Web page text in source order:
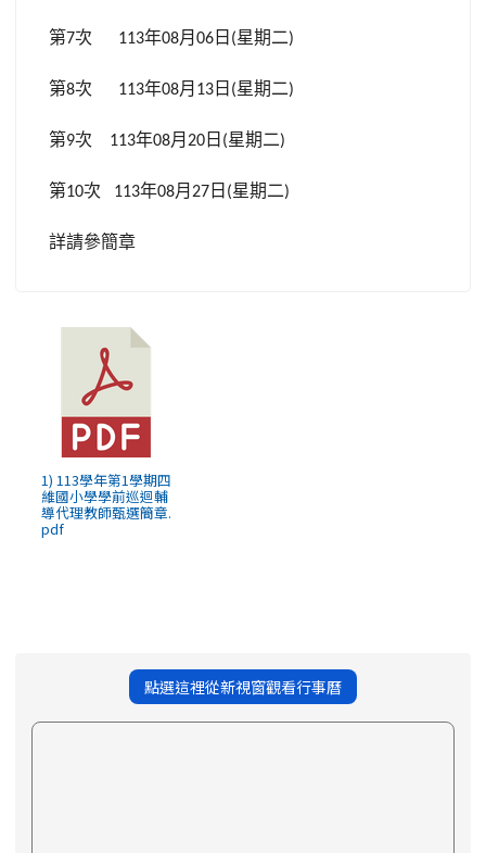
第7次 113年08月 06 日 (星期二)
第8次 113年08月 13 日 (星期二)
第9次 113年08月 20 日 (星期二)
第10次 113年08月 27 日 (星期二)
詳請參簡章
1) 113學年第1學期四
維國小學學前巡迴輔
導代理教師甄選簡章.
pdf
點選這裡從新視窗觀看行事曆